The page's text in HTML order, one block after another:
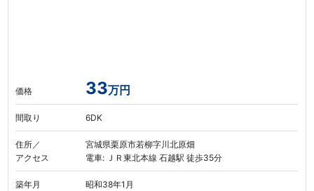
価格 33万円
間取り 6DK
住所／
アクセス
宮城県栗原市若柳字川北原畑
電車: ＪＲ東北本線 石越駅 徒歩35分
築年月 昭和38年1月